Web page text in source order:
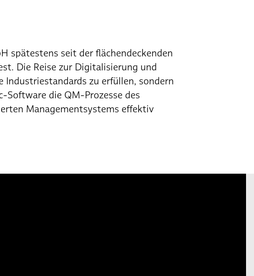
spätestens seit der flächendeckenden
Die Reise zur Digitalisierung und
zu erfüllen, sondern
die QM-Prozesse des
Managementsystems effektiv